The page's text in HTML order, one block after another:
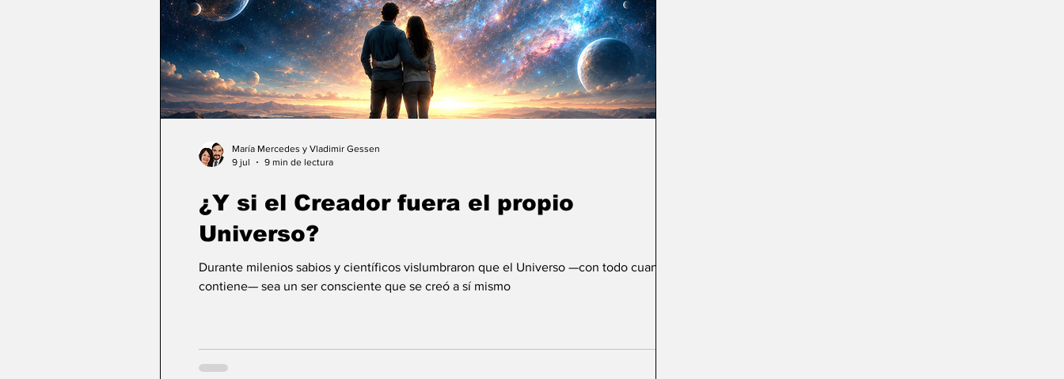
¿Y si el Creador fuera el propio
Universo?
Durante milenios sabios y científicos vislumbraron que el Universo —con todo cuanto
contiene— sea un ser consciente que se creó a sí mismo
María Mercedes y Vladimir Gessen
9 jul
9 min de lectura